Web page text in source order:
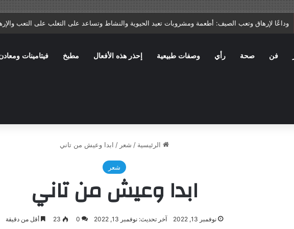
علاج التهاب البروستاتا: ماذا يصف الطبيب؟ وما الأخطاء الشائعة التي تؤخر الشفاء؟
فن صحة رأي وصفات طبيعية إحذر هذه الأفعال مطبخ فيتامينات
الرئيسية / شعر / ابدا وعيش من تاني
شعر
ابدا وعيش من تاني
نوفمبر 13, 2022 آخر تحديث: نوفمبر 13, 2022 0
23 أقل من دقيقة